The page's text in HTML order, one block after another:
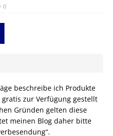
0
beschreibe ich Produkte
zur Verfügung gestellt
Gründen gelten diese
meinen Blog daher bitte